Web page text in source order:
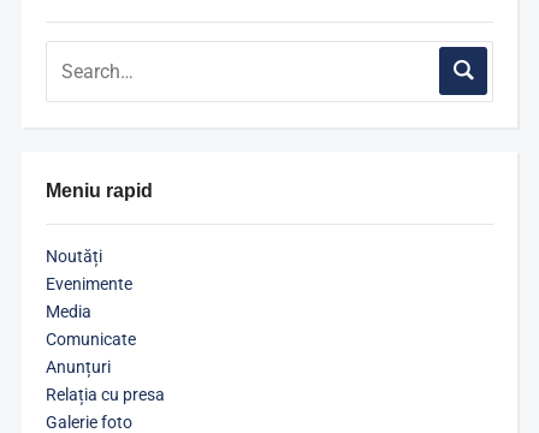
Meniu rapid
Noutăți
Evenimente
Media
Comunicate
Anunțuri
Relația cu presa
Galerie foto